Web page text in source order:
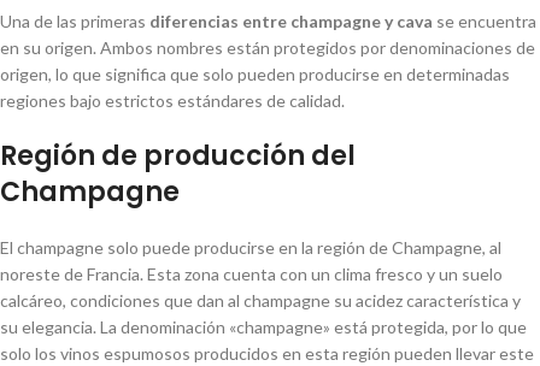
Una de las primeras diferencias entre champagne y cava se encuentra
en su origen. Ambos nombres están protegidos por denominaciones de
origen, lo que significa que solo pueden producirse en determinadas
regiones bajo estrictos estándares de calidad.
Región de producción del
Champagne
El champagne solo puede producirse en la región de Champagne, al
noreste de Francia. Esta zona cuenta con un clima fresco y un suelo
calcáreo, condiciones que dan al champagne su acidez característica y
su elegancia. La denominación «champagne» está protegida, por lo que
solo los vinos espumosos producidos en esta región pueden llevar este